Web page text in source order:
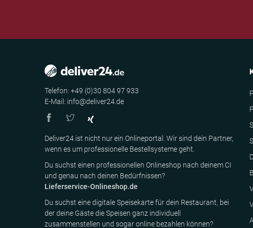
Telefon: +49 (0)30 804 97 933
E-Mail: info@deliver24.de
Deliver24 ist nicht nur ein Onlineportal. Wir sind dein Partner,
wenn es um professionelle Bestellsysteme geht.
Du suchst einen professionellen Onlineshop nach deinem CI
und genau nach deinen Bedürfnissen?
Lieferservice-Onlineshop.de
Du suchst eine digitale Speisekarte für dein Restaurant, bei
der deine Gäste die Speisen ganz individuell
zusammenstellen und sogar online bezahlen können?